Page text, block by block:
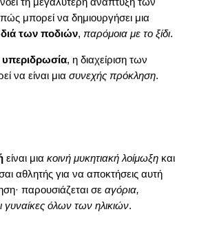
τη μεγαλύτερη ανάπτυξη των
μπορεί να δημιουργήσει μια
των ποδιών,παρόμοια με το ξίδι.
υπεριδρωσία, η διαχείριση των
να είναι μιασυνεχής πρόκληση.
είναι μιακοινή μυκητιακή λοίμωξη και
αθλητής για να αποκτήσεις αυτή
παρουσιάζεται σεαγόρια,
γυναίκες όλων των ηλικιών.